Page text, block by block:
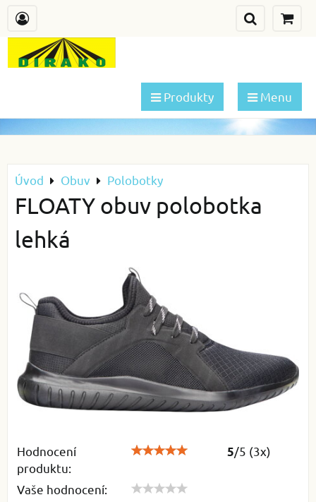
Produkty Menu
Úvod Obuv Polobotky
FLOATY obuv polobotka
lehká
Hodnocení
produktu:
5/5 (3x)
Vaše hodnocení: